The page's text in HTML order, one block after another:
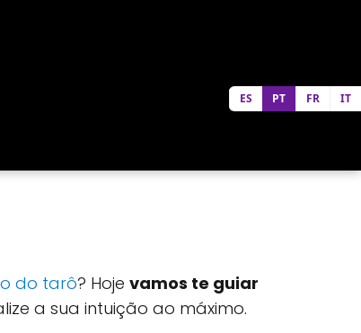
do tarô? Hoje vamos te guiar
a sua intuição ao máximo.
ES PT FR IT